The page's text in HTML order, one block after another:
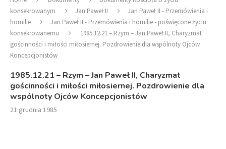
konsekrowanym
Jan Paweł II
Jan Paweł II - Przemówienia i
homilie
Jan Paweł II - Przemówienia i homilie - poświęcone życiu
konsekrowanemu
1985.12.21 – Rzym – Jan Paweł II, Charyzmat
gościnności i miłości miłosiernej. Pozdrowienie dla wspólnoty Ojców
Koncepcjonistów
1985.12.21 – Rzym – Jan Paweł II, Charyzmat
gościnności i miłości miłosiernej. Pozdrowienie dla
wspólnoty Ojców Koncepcjonistów
21 grudnia 1985